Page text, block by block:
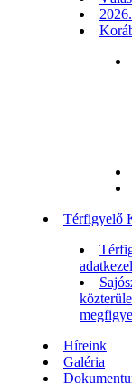
Térfigyelő
Híreink
Galéria